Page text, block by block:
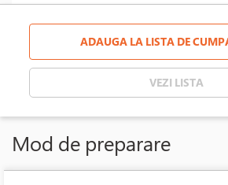
ADAUGA LA LISTA DE
VEZI LISTA
Mod de preparare